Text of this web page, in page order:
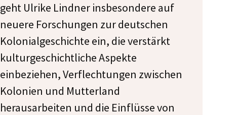
geht Ulrike Lindner insbesondere auf
neuere Forschungen zur deutschen
Kolonialgeschichte ein, die verstärkt
kulturgeschichtliche Aspekte
einbeziehen, Verflechtungen zwischen
Kolonien und Mutterland
herausarbeiten und die Einflüsse von